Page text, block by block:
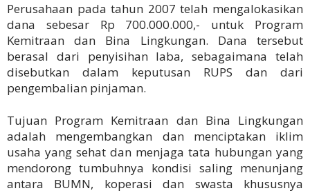
Perusahaan pada tahun 2007 telah mengalokasikan
dana sebesar Rp 700.000.000,- untuk Program
Kemitraan dan Bina Lingkungan. Dana tersebut
berasal dari penyisihan laba, sebagaimana telah
disebutkan dalam keputusan RUPS dan dari
pengembalian pinjaman.
Tujuan Program Kemitraan dan Bina Lingkungan
adalah mengembangkan dan menciptakan iklim
usaha yang sehat dan menjaga tata hubungan yang
mendorong tumbuhnya kondisi saling menunjang
antara BUMN, koperasi dan swasta khususnya